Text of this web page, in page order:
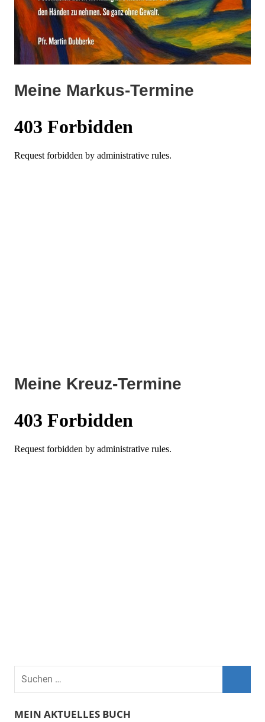
Meine Markus-Termine
Meine Kreuz-Termine
Suchen
nach:
MEIN AKTUELLES BUCH